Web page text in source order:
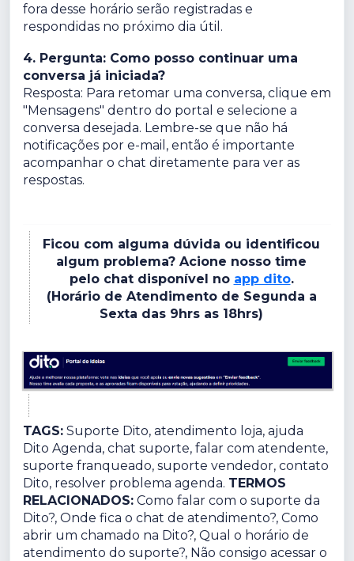
fora desse horário serão registradas e
respondidas no próximo dia útil.
4. Pergunta: Como posso continuar uma
conversa já iniciada?
Resposta: Para retomar uma conversa, clique em
"Mensagens" dentro do portal e selecione a
conversa desejada. Lembre-se que não há
notificações por e-mail, então é importante
acompanhar o chat diretamente para ver as
respostas.
Ficou com alguma dúvida ou identificou
algum problema? Acione nosso time
pelo chat disponível no app dito.
(Horário de Atendimento de Segunda a
Sexta das 9hrs as 18hrs)
TAGS: Suporte Dito, atendimento loja, ajuda
Dito Agenda, chat suporte, falar com atendente,
suporte franqueado, suporte vendedor, contato
Dito, resolver problema agenda. TERMOS
RELACIONADOS: Como falar com o suporte da
Dito?, Onde fica o chat de atendimento?, Como
abrir um chamado na Dito?, Qual o horário de
atendimento do suporte?, Não consigo acessar o